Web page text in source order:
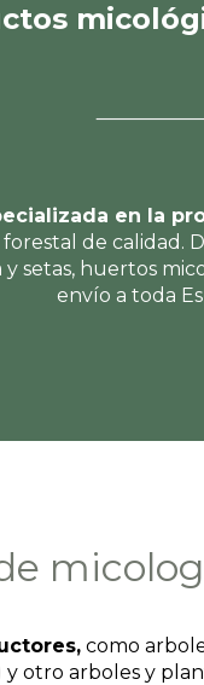
en la
de calidad.
setas, huertos
envío a toda
como
otro arboles y